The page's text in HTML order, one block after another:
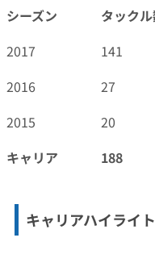
シーズン タック
2017
141
2016
27
2015
20
キャリア
188
キャリアハイライ